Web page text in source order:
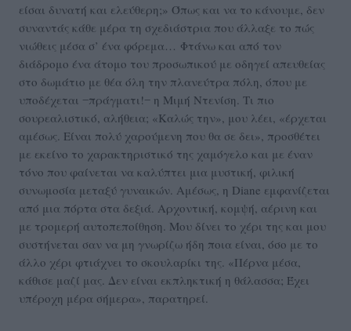
είσαι δυνατή και ελεύθερη;» Όπως και να το κάνουμε, δεν
συναντάς κάθε μέρα τη σχεδιάστρια που άλλαξε το πώς
νιώθεις μέσα σ’ ένα φόρεμα… Φτάνω και από τον
διάδρομο ένα άτομο του προσωπικού με οδηγεί απευθείας
στο δωμάτιο με θέα όλη την πλανεύτρα πόλη, όπου με
υποδέχεται ‒πράγματι!‒ η Μιμή Ντενίση. Τι πιο
σουρεαλιστικό, αλήθεια; «Καλώς την», μου λέει, «έρχεται
αμέσως. Είναι πολύ χαρούμενη που θα σε δει», προσθέτει
με εκείνο το χαρακτηριστικό της χαμόγελο και με έναν
τόνο που φαίνεται να καλύπτει μια μυστική, φιλική
συνωμοσία μεταξύ γυναικών. Αμέσως, η Diane εμφανίζεται
από μια πόρτα στα δεξιά. Αρχοντική, κομψή, αέρινη και
με τρομερή αυτοπεποίθηση. Μου δίνει το χέρι της και μου
συστήνεται σαν να μη γνωρίζω ήδη ποια είναι, όσο με το
άλλο χέρι φτιάχνει το σκουλαρίκι της. «Πέρνα μέσα,
κάθισε μαζί μας. Δεν είναι εκπληκτική η θάλασσα; Έχει
υπέροχη μέρα σήμερα», παρατηρεί.